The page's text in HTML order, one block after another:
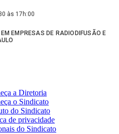
às 17h:00
EMPRESAS DE RADIODIFUSÃO E
a Diretoria
o Sindicato
do Sindicato
de privacidade
do Sindicato